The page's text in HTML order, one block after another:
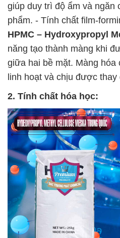
giúp duy trì độ ẩm và ngăn
phẩm. - Tính chất film-
HPMC – Hydroxypropyl
năng tạo thành màng khi
giữa hai bề mặt. Màng hóa
linh hoạt và chịu được thay
2. Tính chất hóa học: